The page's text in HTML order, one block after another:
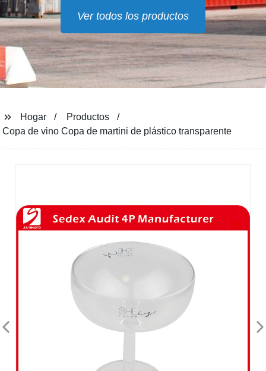
Ver todos los productos
Hogar
Productos
Copa de vino Copa de martini de plástico transparente